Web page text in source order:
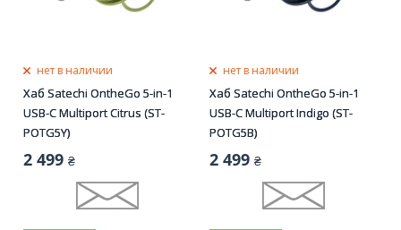
нет в наличии
Хаб Satechi OntheGo 5-in-1
USB-C Multiport Citrus (ST-
POTG5Y)
2 499 ₴
нет в наличии
Хаб Satechi OntheGo 5-in-1
USB-C Multiport Indigo (ST-
POTG5B)
2 499 ₴